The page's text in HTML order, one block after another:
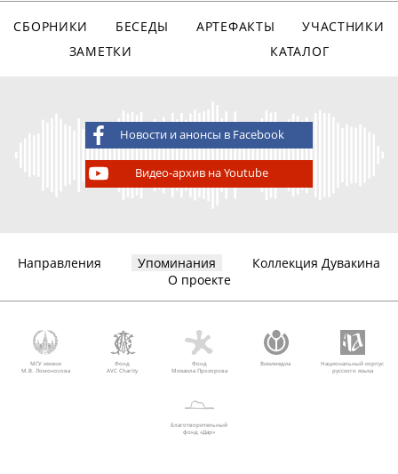
СБОРНИКИ БЕСЕДЫ АРТЕФАКТЫ
УЧАСТНИКИ
ЗАМЕТКИ
КАТАЛОГ
Новости и анонсы в Facebook
Видео-архив на Youtube
Направления Упоминания
Коллекция Дувакина
О проекте
МГУ имени
М.В. Ломоносова
Фонд
AVC Charity
Фонд
Михаила Прохорова
Викимедиа
Национальный корпус
русского языка
Благотворительный
фонд «Дар»